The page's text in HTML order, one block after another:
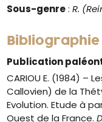
Sous-genre:R.
Bibliographie
Publication
CARIOU E. (1984) –
Callovien) de la
Evolution. Etude à
Ouest de la France.